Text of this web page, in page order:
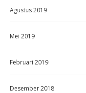
Agustus 2019
Mei 2019
Februari 2019
Desember 2018